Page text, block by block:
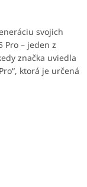
svojich
Pro – jeden z
značka uviedla
ktorá je určená